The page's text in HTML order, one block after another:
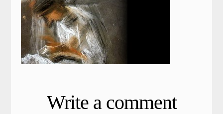
Write a comment